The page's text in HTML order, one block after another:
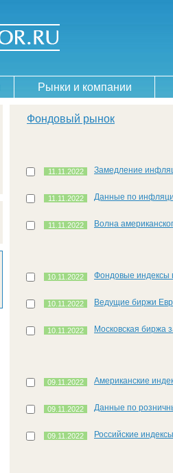
Рынки и компании
Фондовый рынок
11.11.2022 Замедление
11.11.2022 Данные по
11.11.2022 Волна
10.11.2022 Фондовые индексы
10.11.2022 Ведущие биржи
10.11.2022 Московская биржа
09.11.2022 Американские
09.11.2022 Данные по
09.11.2022 Российские